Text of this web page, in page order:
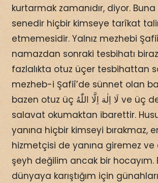
kurtarmak zamanıdır, diyor.
senedir hiçbir kimseye tarîkat
etmemesidir. Yalnız mezhebi
namazdan sonraki tesbihatı
fazlalıkta otuz üçer tesbihattan
mezheb-i Şafiî’de sünnet olan
bazen otuz üç ‌لَا اِلٰهَ اِلَّا اللّٰهُ ve üç defa da
salavat okumaktan ibarettir.
yanına hiçbir kimseyi bırakmaz,
hizmetçisi de yanına giremez ve
şeyh değilim ancak bir hocayım.
dünyaya karıştığım için